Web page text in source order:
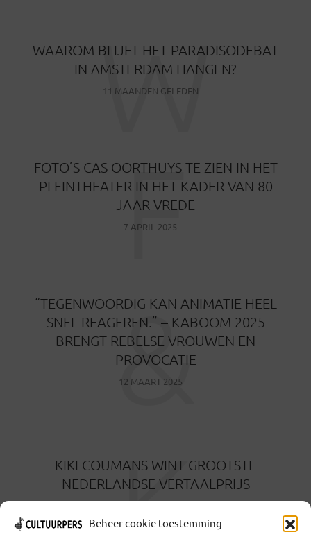
Beheer cookie toestemming
WAAROM BLIJFT HET PARADISODEBAT
IN AMSTERDAM HANGEN?
11 MAANDEN GELEDEN
W
FOTO’S CAS OORTHUYS TE ZIEN IN HET
PLEINTHEATER IN HET KADER VAN 80
JAAR VREDE
7 APRIL 2025
F
“TEGENWOORDIG KAN ANIMATIE HEEL
SNEL REAGEREN.” – KABOOM 2025
BRENGT REBELSE VROUWEN EN
PROVOCATIE
12 MAART 2025
&
KIKI COUMANS WINT GROOTSTE
NEDERLANDSE VERTAALPRIJS
K